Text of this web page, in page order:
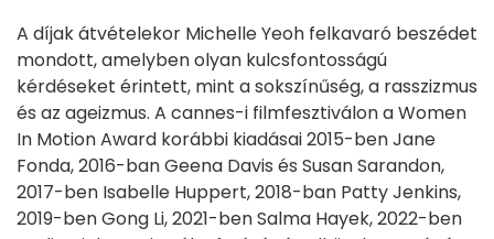
A díjak átvételekor Michelle Yeoh felkavaró beszédet
mondott, amelyben olyan kulcsfontosságú
kérdéseket érintett, mint a sokszínűség, a rasszizmus
és az ageizmus. A cannes-i filmfesztiválon a Women
In Motion Award korábbi kiadásai 2015-ben Jane
Fonda, 2016-ban Geena Davis és Susan Sarandon,
2017-ben Isabelle Huppert, 2018-ban Patty Jenkins,
2019-ben Gong Li, 2021-ben Salma Hayek, 2022-ben